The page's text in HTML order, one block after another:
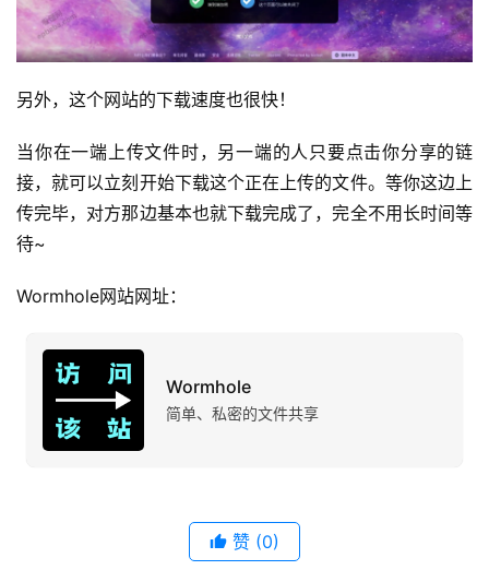
运
营
产
另外，这个网站的下载速度也很快！
当你在一端上传文件时，另一端的人只要点击你分享的链
接，就可以立刻开始下载这个正在上传的文件。等你这边上
传完毕，对方那边基本也就下载完成了，完全不用长时间等
待~
Wormhole网站网址：
Wormhole
简单、私密的文件共享
赞 (0)